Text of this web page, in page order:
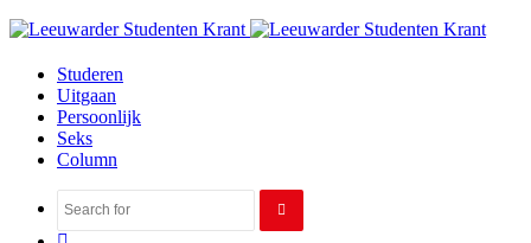
Studeren
Uitgaan
Persoonlijk
Seks
Column
Search